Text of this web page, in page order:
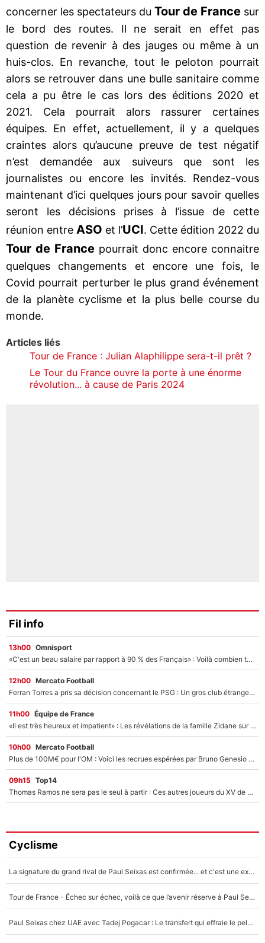
concerner les spectateurs du Tour de France sur
le bord des routes. Il ne serait en effet pas
question de revenir à des jauges ou même à un
huis-clos. En revanche, tout le peloton pourrait
alors se retrouver dans une bulle sanitaire comme
cela a pu être le cas lors des éditions 2020 et
2021. Cela pourrait alors rassurer certaines
équipes. En effet, actuellement, il y a quelques
craintes alors qu’aucune preuve de test négatif
n’est demandée aux suiveurs que sont les
journalistes ou encore les invités. Rendez-vous
maintenant d’ici quelques jours pour savoir quelles
seront les décisions prises à l’issue de cette
réunion entre ASO et l’UCI. Cette édition 2022 du
Tour de France pourrait donc encore connaitre
quelques changements et encore une fois, le
Covid pourrait perturber le plus grand événement
de la planète cyclisme et la plus belle course du
monde.
Articles liés
Tour de France : Julian Alaphilippe sera-t-il prêt ?
Le Tour du France ouvre la porte à une énorme
révolution... à cause de Paris 2024
Fil info
13h00 Omnisport
«C'est un beau salaire par rapport à 90 % des Français» : Voilà combien touchait Nelson Monfort sur France Télévisions avant de rejoindre CNews
12h00 Mercato Football
Ferran Torres a pris sa décision concernant le PSG : Un gros club étranger prêt à relancer le feuilleton pour la signature du champion du monde 2026 !
11h00 Équipe de France
«Il est très heureux et impatient» : Les révélations de la famille Zidane sur sa prise de pouvoir en équipe de France !
10h00 Mercato Football
Plus de 100M€ pour l'OM : Voici les recrues espérées par Bruno Genesio et Grégory Lorenzi après l’opération dégraissage
09h15 Top14
Thomas Ramos ne sera pas le seul à partir : Ces autres joueurs du XV de France pourraient aussi quitter le Stade Toulousain, un club de Top 14 est déjà sur les rangs
Cyclisme
La signature du grand rival de Paul Seixas est confirmée... et c'est une excellente nouvelle pour l'équipe Decathlon-CMA CGM !
Tour de France - Échec sur échec, voilà ce que l’avenir réserve à Paul Seixas : «Tant qu’il y aura un Pogacar comme celui-là...»
Paul Seixas chez UAE avec Tadej Pogacar : Le transfert qui effraie le peloton, «c’est la pire des choses qui puisse arriver»